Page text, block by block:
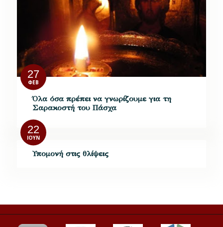
27
ΦΕΒ
Όλα όσα πρέπει να γνωρίζουμε για τη
Σαρακοστή του Πάσχα
22
ΙΟΎΝ
Υπομονή στις θλίψεις